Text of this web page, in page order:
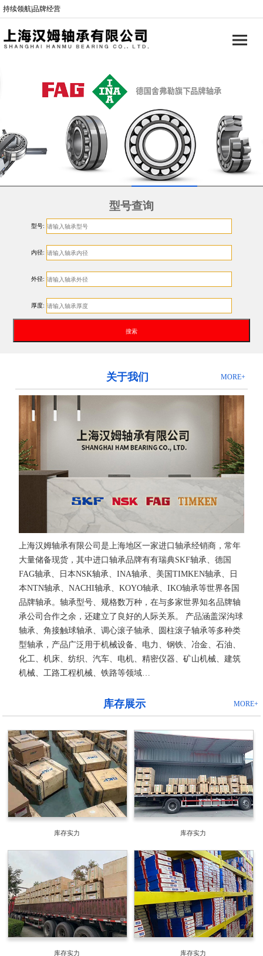
持续领航|品牌经营
型号查询
型号:
内径:
外径:
厚度:
MORE+
关于我们
上海汉姆轴承有限公司是上海地区一家进口轴承经销商，常年
大量储备现货，其中进口轴承品牌有有瑞典SKF轴承、德国
FAG轴承、日本NSK轴承、INA轴承、美国TIMKEN轴承、日
本NTN轴承、NACHI轴承、KOYO轴承、IKO轴承等世界各国
品牌轴承。轴承型号、规格数万种，在与多家世界知名品牌轴
承公司合作之余，还建立了良好的人际关系。 产品涵盖深沟球
轴承、角接触球轴承、调心滚子轴承、圆柱滚子轴承等多种类
型轴承，产品广泛用于机械设备、电力、钢铁、冶金、石油、
化工、机床、纺织、汽车、电机、精密仪器、矿山机械、建筑
机械、工路工程机械、铁路等领域…
MORE+
库存展示
库存实力 库存实力
库存实力 库存实力